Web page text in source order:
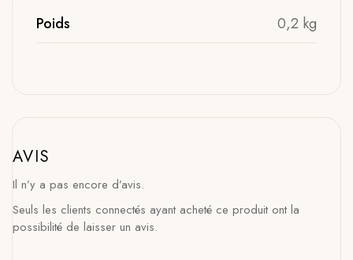
Poids 0,2 kg
AVIS
Il n’y a pas encore d’avis.
Seuls les clients connectés ayant acheté ce produit ont la
possibilité de laisser un avis.